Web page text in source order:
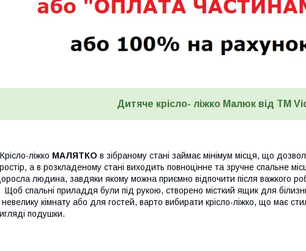
Дитяче крісло- ліжко Малюквід ТМ
Крісло-ліжко МАЛЯТКО в зібраному стані займає мінімум місця, що
а в розкладеному стані виходить повноцінне та зручне спальне
людина, завдяки якому можна приємно відпочити після важкого
Щоб спальні приладдя були під рукою, створено місткий ящик для
невелику кімнату або для гостей, варто вибирати крісло-ліжко, що має
подушки.